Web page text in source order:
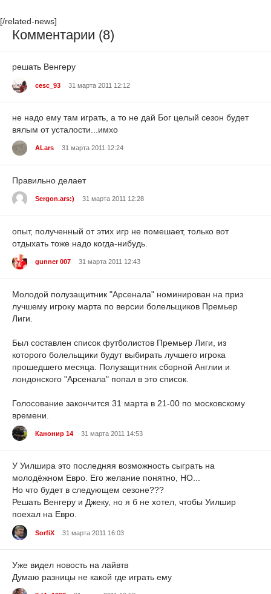
[/related-news]
Комментарии (8)
решать Венгеру
cesc_93 31 марта 2011 12:12
не надо ему там играть, а то не дай Бог целый сезон будет
вялым от усталости...имхо
ALars 31 марта 2011 12:24
Правильно делает
Sergon.ars:) 31 марта 2011 12:28
опыт, полученный от этих игр не помешает, только вот
отдыхать тоже надо когда-нибудь.
gunner 007 31 марта 2011 12:43
Молодой полузащитник "Арсенала" номинирован на приз
лучшему игроку марта по версии болельщиков Премьер
Лиги.
Был составлен список футболистов Премьер Лиги, из
которого болельщики будут выбирать лучшего игрока
прошедшего месяца. Полузащитник сборной Англии и
лондонского "Арсенала" попал в это список.
Голосование закончится 31 марта в 21-00 по московскому
времени.
Канонир 14 31 марта 2011 14:53
У Уилшира это последняя возможность сыграть на
молодёжном Евро. Его желание понятно, НО...
Но что будет в следующем сезоне???
Решать Венгеру и Джеку, но я б не хотел, чтобы Уилшир
поехал на Евро.
SorfiX 31 марта 2011 16:03
Уже видел новость на лайвтв
Думаю разницы не какой где играть ему